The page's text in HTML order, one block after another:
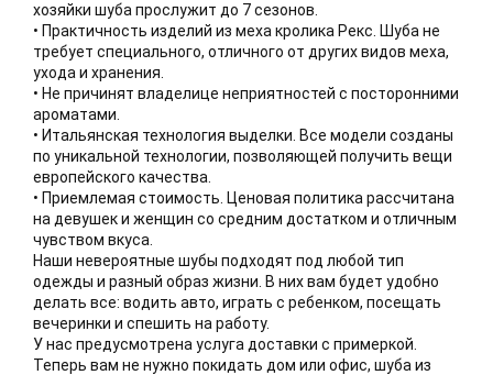
хозяйки шуба прослужит до 7 сезонов.
• Практичность изделий из меха кролика Рекс. Шуба не
требует специального, отличного от других видов меха,
ухода и хранения.
• Не причинят владелице неприятностей с посторонними
ароматами.
• Итальянская технология выделки. Все модели созданы
по уникальной технологии, позволяющей получить вещи
европейского качества.
• Приемлемая стоимость. Ценовая политика рассчитана
на девушек и женщин со средним достатком и отличным
чувством вкуса.
Наши невероятные шубы подходят под любой тип
одежды и разный образ жизни. В них вам будет удобно
делать все: водить авто, играть с ребенком, посещать
вечеринки и спешить на работу.
У нас предусмотрена услуга доставки с примеркой.
Теперь вам не нужно покидать дом или офис, шуба из